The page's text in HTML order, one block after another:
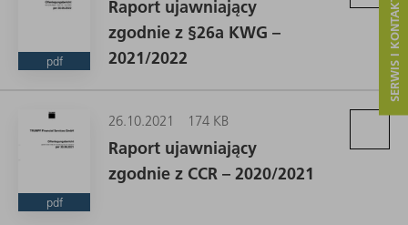
pdf
Raport ujawniający
zgodnie z §26a KWG –
2021/2022
pdf
26.10.2021 174 KB
Raport ujawniający
zgodnie z CCR – 2020/2021
SERWIS I KONTAKT